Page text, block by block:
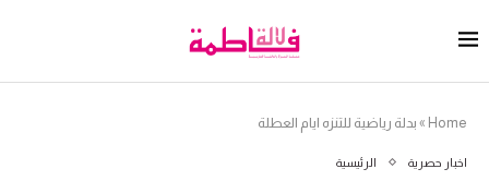
Home
» بدلة رياضية للتنزه ايام العطلة
اخبار حصرية الرئيسية